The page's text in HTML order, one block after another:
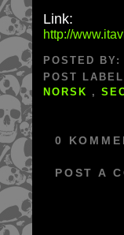
Link:
http://
POSTED BY:
POST
NORSK ,
0
POST A